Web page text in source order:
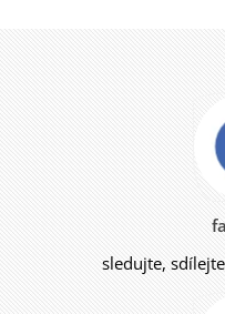
sledujte,